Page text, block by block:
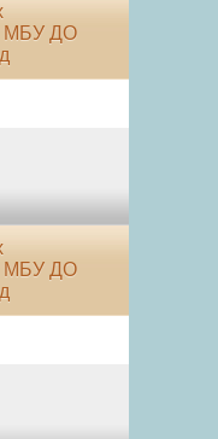
МБУ ДО
МБУ ДО